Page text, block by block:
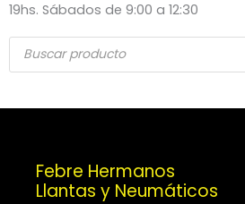
19hs. Sábados de 9:00 a 12:30
Búsqueda
de
productos
Febre Hermanos
Llantas y Neumáticos